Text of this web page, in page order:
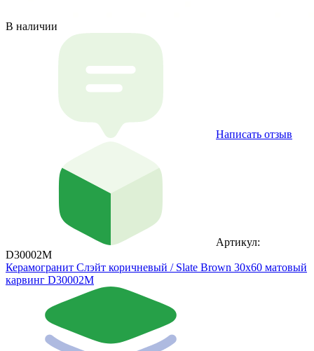
В наличии
Написать отзыв
Артикул:
D30002M
Керамогранит Слэйт коричневый / Slate Brown 30х60 матовый
карвинг D30002M